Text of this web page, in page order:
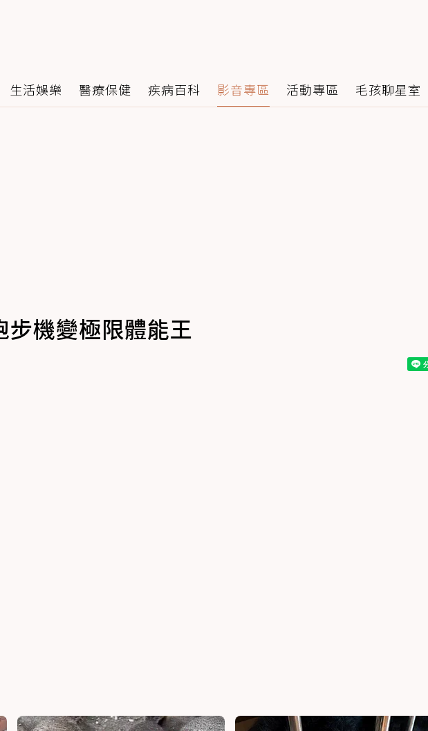
生活娛樂 醫療保健 疾病百科 影音專區 活動專區 毛孩聊星室
步機變極限體能王